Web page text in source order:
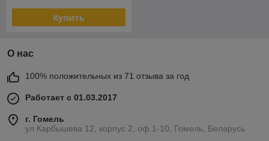
Купить
О нас
100% положительных из 71 отзыва за год
Работает с 01.03.2017
г. Гомель
ул Карбышева 12, корпус 2, оф.1-10, Гомель, Беларусь